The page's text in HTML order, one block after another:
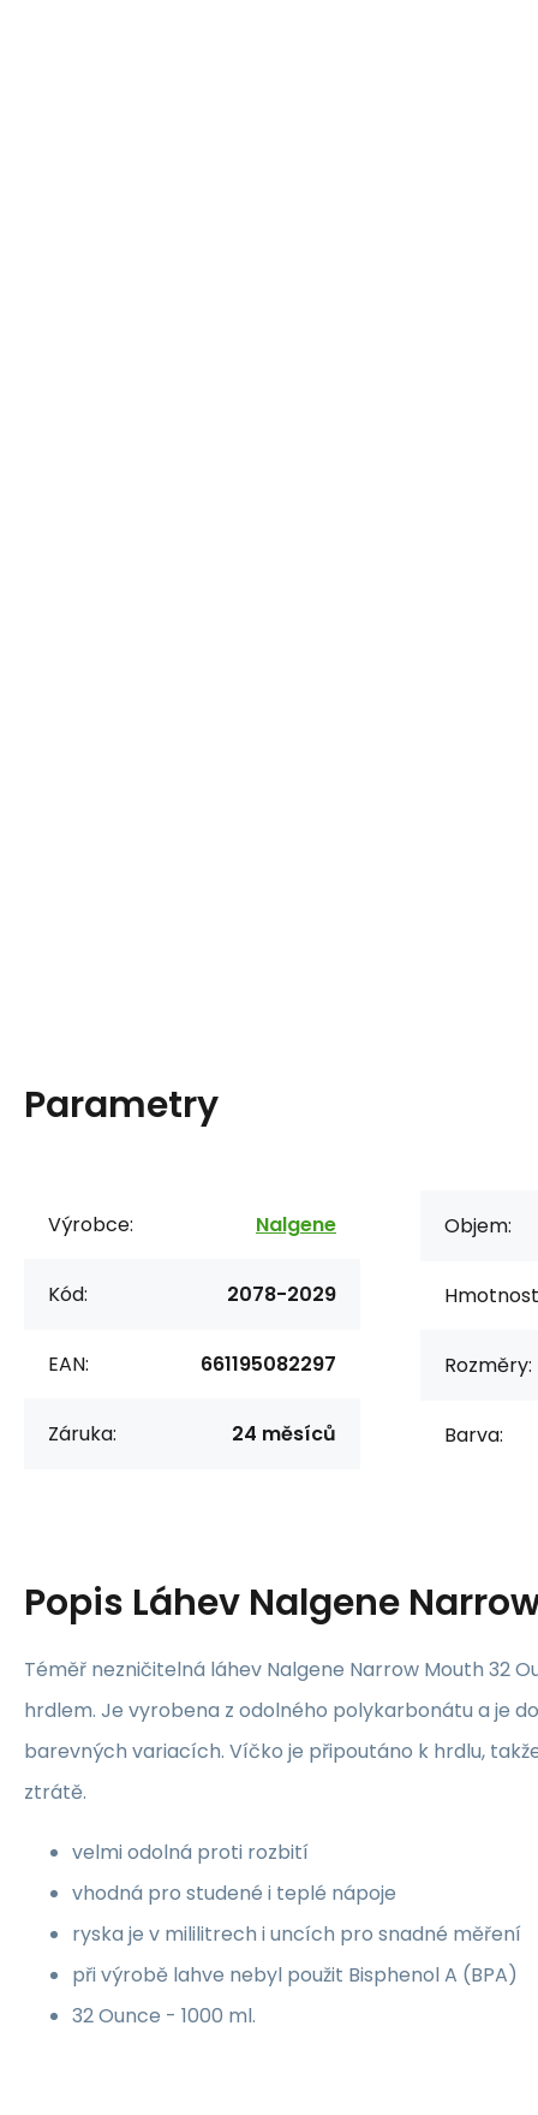
Parametry
Výrobce: Nalgene
Kód: 2078-2029
EAN: 661195082297
Záruka: 24 měsíců
Objem:
Rozměry:
Barva:
Popis Láhev Nalgene
Téměř nezničitelná láhev Nalgene Narrow Mouth 32
hrdlem. Je vyrobena z odolného polykarbonátu a je
barevných variacích. Víčko je připoutáno k hrdlu,
ztrátě.
velmi odolná proti rozbití
vhodná pro studené i teplé nápoje
ryska je v mililitrech i uncích pro snadné měření
při výrobě lahve nebyl použit Bisphenol A (BPA)
32 Ounce - 1000 ml.